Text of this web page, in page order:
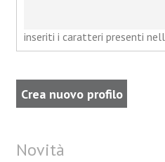
inseriti i caratteri presenti
Novità